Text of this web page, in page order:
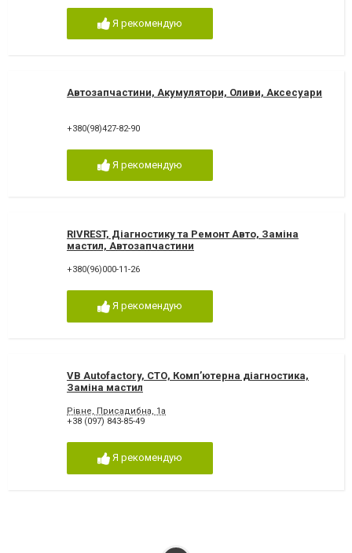
Я рекомендую
Автозапчастини, Акумулятори, Оливи, Аксесуари
+380(98)427-82-90
Я рекомендую
RIVREST, Діагностику та Ремонт Авто, Заміна
мастил, Автозапчастини
+380(96)000-11-26
Я рекомендую
VB Autofactory, СТО, Комп’ютерна діагностика,
Заміна мастил
Рівне, Присадибна, 1а
+38 (097) 843-85-49
Я рекомендую